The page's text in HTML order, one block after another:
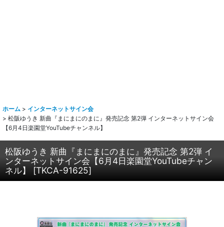
ホーム > インターネットサイン会
> 松阪ゆうき 新曲『まにまにのまに』発売記念 第2弾 インターネットサイン会
【6月4日楽園堂YouTubeチャンネル】
松阪ゆうき 新曲『まにまにのまに』発売記念 第2弾 イ
ンターネットサイン会【6月4日楽園堂YouTubeチャン
ネル】
[TKCA-91625]